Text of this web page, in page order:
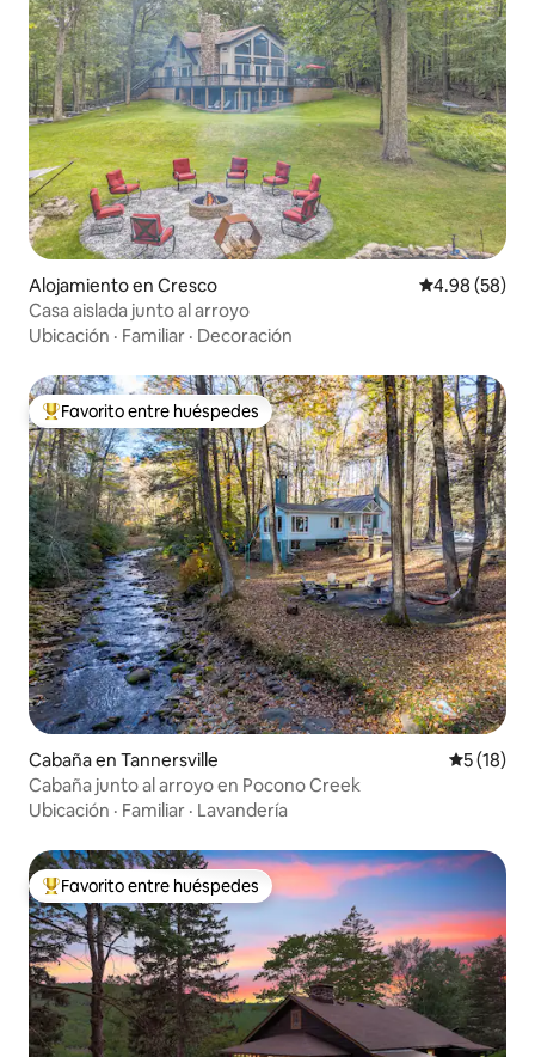
Alojamiento en Cresco Calificación
4.98 (58)
Casa aislada junto al arroyo
Ubicación · Familiar · Decoración
Favorito entre huéspedes preferido
Favorito entre huéspedes
Cabaña en Tannersville
5 (18)
Cabaña junto al arroyo en Pocono Creek
Ubicación · Familiar · Lavandería
Favorito entre huéspedes preferido
Favorito entre huéspedes